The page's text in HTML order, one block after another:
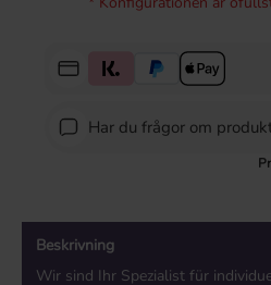
Har du frågor om
Beskrivning
Wir sind Ihr Spezialist für